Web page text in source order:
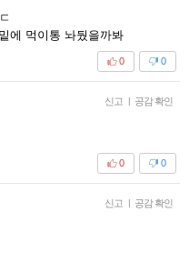
에 먹이통 놔뒀을까봐
0
0
신고 | 공감 확인
0
0
신고 | 공감 확인